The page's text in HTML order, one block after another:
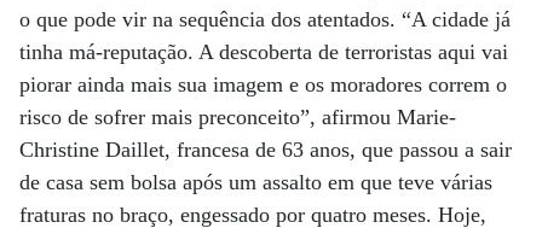
o que pode vir na sequência dos atentados. “A cidade já
tinha má-reputação. A descoberta de terroristas aqui vai
piorar ainda mais sua imagem e os moradores correm o
risco de sofrer mais preconceito”, afirmou Marie-
Christine Daillet, francesa de 63 anos, que passou a sair
de casa sem bolsa após um assalto em que teve várias
fraturas no braço, engessado por quatro meses. Hoje,